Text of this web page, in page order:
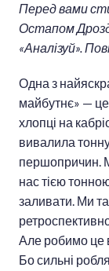
Перед вами
Остапом
«Аналізуй».
Одна з
майбутнє» — це
хлопці на
вивалила
першопричин.
нас тією
заливати. Ми
Але робимо це
Бо сильні